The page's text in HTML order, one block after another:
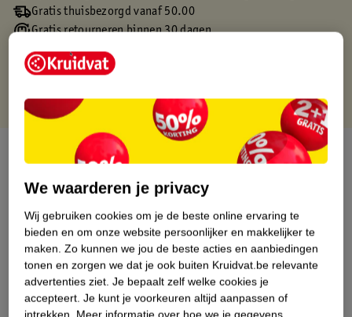
Gratis thuisbezorgd vanaf 50.00
Gratis retourneren binnen 30 dagen
Gratis punten met je Kruidvat kaart
Over dit product
Productinformatie
Etiketinformatie
Nature Impact Score
Dit product heeft (nog) geen Nature
We waarderen je privacy
Wij gebruiken cookies om je de beste online ervaring te
bieden en om onze website persoonlijker en makkelijker te
maken. Zo kunnen we jou de beste acties en aanbiedingen
tonen en zorgen we dat je ook buiten Kruidvat.be relevante
advertenties ziet. Je bepaalt zelf welke cookies je
accepteert. Je kunt je voorkeuren altijd aanpassen of